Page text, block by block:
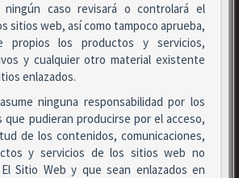
caso revisará o controlará el
sitios web, así como tampoco aprueba,
propios los productos y servicios,
y cualquier otro material existente
enlazados.
ninguna responsabilidad por los
que pudieran producirse por el acceso,
de los contenidos, comunicaciones,
y servicios de los sitios web no
Sitio Web y que sean enlazados en